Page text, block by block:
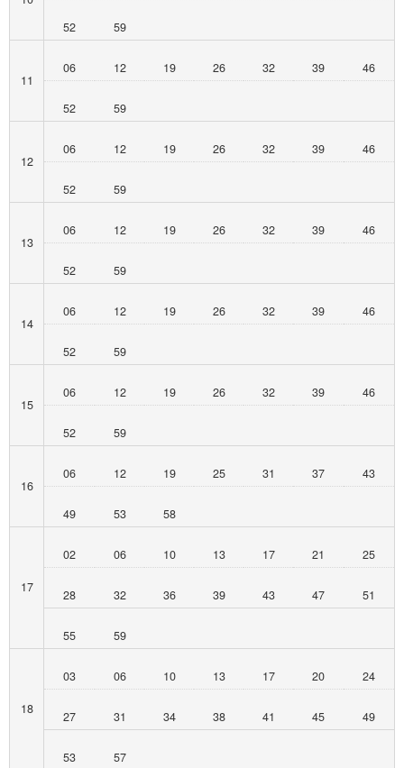
52 59
11
06 12 19 26 32 39 46
52 59
12
06 12 19 26 32 39 46
52 59
13
06 12 19 26 32 39 46
52 59
14
06 12 19 26 32 39 46
52 59
15
06 12 19 26 32 39 46
52 59
16
06 12 19 25 31 37 43
49 53 58
17
02 06 10 13 17 21 25
28 32 36 39 43 47 51
55 59
18
03 06 10 13 17 20 24
27 31 34 38 41 45 49
53 57